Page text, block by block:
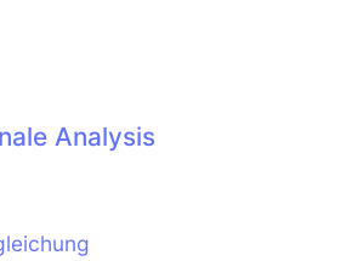
Analysis